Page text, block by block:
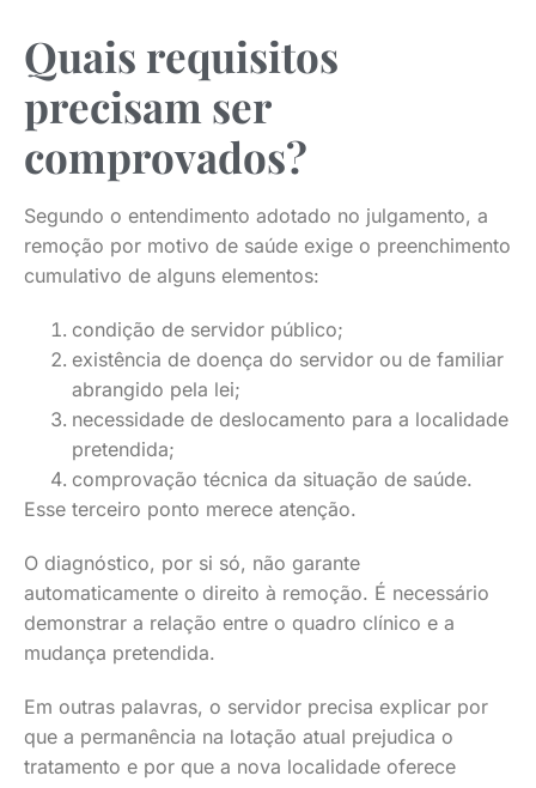
Quais requisitos
precisam ser
comprovados?
Segundo o entendimento adotado no julgamento, a
remoção por motivo de saúde exige o preenchimento
cumulativo de alguns elementos:
condição de servidor público;
existência de doença do servidor ou de familiar
abrangido pela lei;
necessidade de deslocamento para a localidade
pretendida;
comprovação técnica da situação de saúde.
Esse terceiro ponto merece atenção.
O diagnóstico, por si só, não garante
automaticamente o direito à remoção. É necessário
demonstrar a relação entre o quadro clínico e a
mudança pretendida.
Em outras palavras, o servidor precisa explicar por
que a permanência na lotação atual prejudica o
tratamento e por que a nova localidade oferece